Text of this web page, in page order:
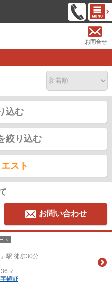
お問合せ
込む
絞り込む
スト
お問い合わせ
ト
」駅 徒歩30分
㎡
頓野